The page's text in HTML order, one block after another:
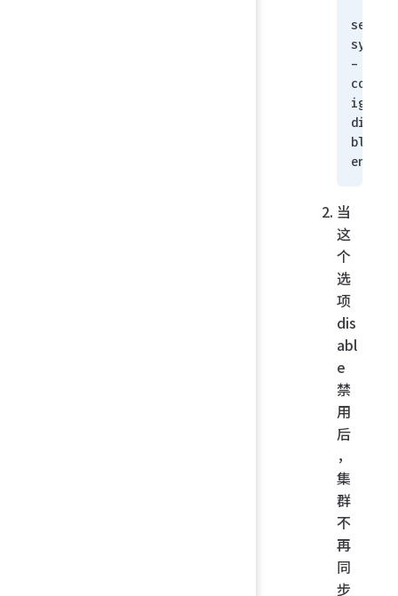
set
sync
-
conf
ig
disa
ble
end
当
这
个
选
项
dis
abl
e
禁
用
后
，
集
群
不
再
同
步